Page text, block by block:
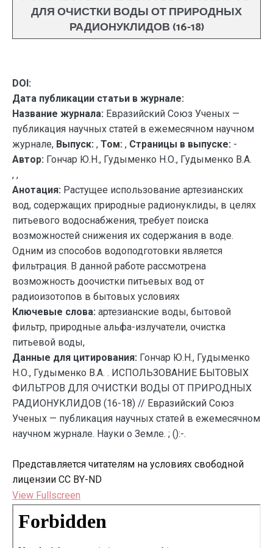
ДЛЯ ОЧИСТКИ ВОДЫ ОТ ПРИРОДНЫХ
РАДИОНУКЛИДОВ (16-18)
DOI:
Дата публикации статьи в журнале:
Название журнала: Евразийский Союз Ученых —
публикация научных статей в ежемесячном научном
журнале, Выпуск: , Том: , Страницы в выпуске: -
Автор: Гончар Ю.Н., Гудыменко Н.О., Гудыменко В.А.
, ,
Анотация: Растущее использование артезианских
вод, содержащих природные радионуклиды, в целях
питьевого водоснабжения, требует поиска
возможностей снижения их содержания в воде.
Одним из способов водоподготовки является
фильтрация. В данной работе рассмотрена
возможность доочистки питьевых вод от
радиоизотопов в бытовых условиях
Ключевые слова: артезианские воды, бытовой
фильтр, природные альфа-излучатели, очистка
питьевой воды,
Данные для цитирования: Гончар Ю.Н., Гудыменко
Н.О., Гудыменко В.А. . ИСПОЛЬЗОВАНИЕ БЫТОВЫХ
ФИЛЬТРОВ ДЛЯ ОЧИСТКИ ВОДЫ ОТ ПРИРОДНЫХ
РАДИОНУКЛИДОВ (16-18) // Евразийский Союз
Ученых — публикация научных статей в ежемесячном
научном журнале. Науки о Земле. ; ():-.
Представляется читателям на условиях свободной
лицензии CC BY-ND
View Fullscreen
Перейти